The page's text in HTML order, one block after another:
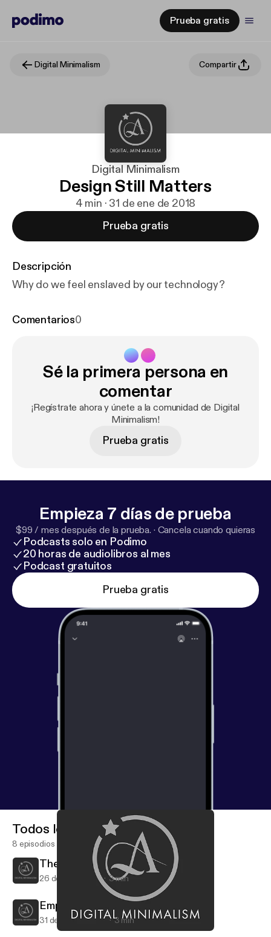
Prueba gratis
Digital Minimalism Compartir
Digital Minimalism
Design Still Matters
4 min · 31 de ene de 2018
Prueba gratis
Descripción
Why do we feel enslaved by our technology?
Comentarios0
Sé la primera persona en
comentar
¡Regístrate ahora y únete a la comunidad de Digital
Minimalism!
Prueba gratis
Empieza 7 días de prueba
$99 / mes después de la prueba. · Cancela cuando quieras
Podcasts solo en Podimo
20 horas de audiolibros al mes
Podcast gratuitos
Prueba gratis
Todos los episodios
8 episodios
The Curse of Protocol
26 de jul de 2018 3 min
Empower Yourself
31 de may de 2018 3 min